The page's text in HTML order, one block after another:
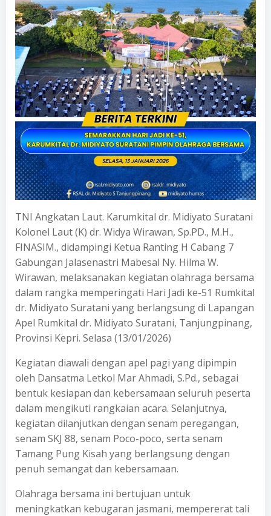
TNI Angkatan Laut. Karumkital dr. Midiyato Suratani
Kolonel Laut (K) dr. Widya Wirawan, Sp.PD., M.H.,
FINASIM., didampingi Ketua Ranting H Cabang 7
Gabungan Jalasenastri Mabesal Ny. Hilma W.
Wirawan, melaksanakan kegiatan olahraga bersama
dalam rangka memperingati Hari Jadi ke-51 Rumkital
dr. Midiyato Suratani yang berlangsung di Lapangan
Apel Rumkital dr. Midiyato Suratani, Tanjungpinang,
Provinsi Kepri. Selasa (13/01/2026)
Kegiatan diawali dengan apel pagi yang dipimpin
oleh Dansatma Letkol Mar Ahmadi, S.Pd., sebagai
bentuk kesiapan dan kebersamaan seluruh peserta
dalam mengikuti rangkaian acara. Selanjutnya,
kegiatan dilanjutkan dengan senam peregangan,
senam SKJ 88, senam Poco-poco, serta senam
Tamang Pung Kisah yang berlangsung dengan
penuh semangat dan kebersamaan.
Olahraga bersama ini bertujuan untuk
meningkatkan kebugaran jasmani, mempererat tali